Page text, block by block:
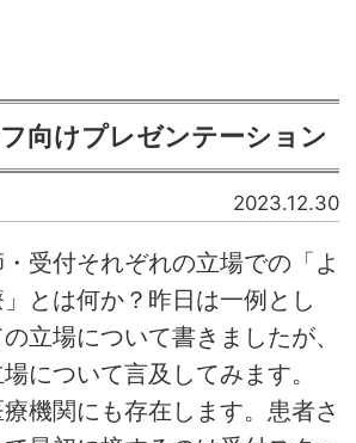
向けプレゼンテーション
2023.12.30
受付それぞれの立場での「よ
とは何か？昨日は一例とし
立場について書きましたが、
について言及してみます。
機関にも存在します。患者さ